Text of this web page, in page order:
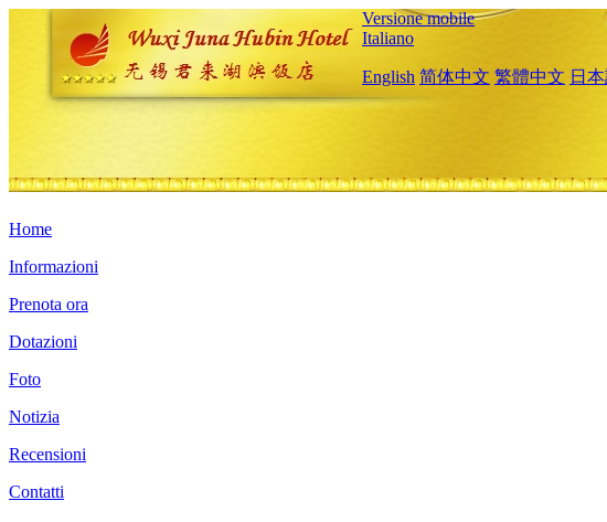
Versione mobile
Italiano
English 简体中文 繁體中文 日
Home
Informazioni
Prenota ora
Dotazioni
Foto
Notizia
Recensioni
Contatti